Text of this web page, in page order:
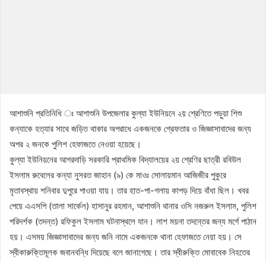
আশাশুনি প্রতিনিধি ঃ আশাশুনি উপজেলার কুল্যা ইউনিয়নে ২য় শ্রেণিতে পড়ুয়া শিশু
কন্যাকে হত্যার সাথে জড়িত থাকার অপরাধে একজনকে গ্রেফতার ও জিজ্ঞাসাবাদের জন্য
অপর ২ জনকে পুলিশ হেফাজতে নেওয়া হয়েছে।
কুল্যা ইউনিয়নের আগরদাড়ি সরকারি প্রাথমিক বিদ্যালয়ের ২য় শ্রেণির ছাত্রী রবিউল
ইসলাম রুবেলের কন্যা নুসরত জাহান (৯) কে মাওঃ সোলায়মান আজিজীর পুকুরে
মৃতাবস্থায় শনিবার দুপুরে পাওয়া যায়। তার হাত-পা-গলায় কাপড় দিয়ে বাঁধা ছিল। খবর
পেয়ে এএসপি (তালা সার্কেল) হাসানুর রহমান, আশাশুনি থানার ওসি নজরুল ইসলাম, পুলিশ
পরিদর্শক (তদন্ত) রফিকুল ইসলাম ঘটনাস্থলে যান। লাশ ময়না তদন্তের জন্য মর্গে পাঠান
হয়। এসময় জিজ্ঞাসাবাদের জন্য জনি নামে একজনকে থানা হেফাজতে নেয়া হয়। সে
স্বীকারুক্তিমূলক জবানবন্ধি দিয়েছে বলে জানাগেছে। তার স্বীরুক্তি মোবাবেক নিহতের